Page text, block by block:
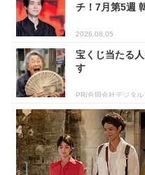
チ！7月第5週
2026.08.05
宝くじ当たる
す
PR(合同会社デジタ